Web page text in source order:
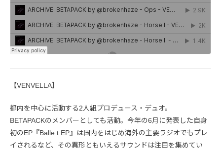
【VENVELLA】
都内を中心に活動する2人組プロデュース・デュオ。
BETAPACKのメンバーとしても活動。今年の6月に発表した自身
初のEP『Balle t EP』は国内をはじめ海外の主要ラジオでもプレ
イされるなど、その異形ともいえるサウンドは注目を集めてい